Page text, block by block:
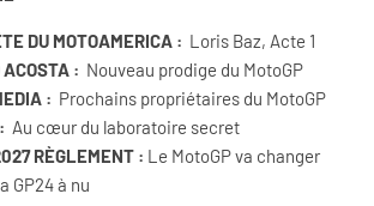
DU MOTOAMERICA : Loris Baz, Acte 1
: Nouveau prodige du MotoGP
: Prochains propriétaires du MotoGP
Au cœur du laboratoire secret
RÈGLEMENT : Le MotoGP va changer
GP24 à nu